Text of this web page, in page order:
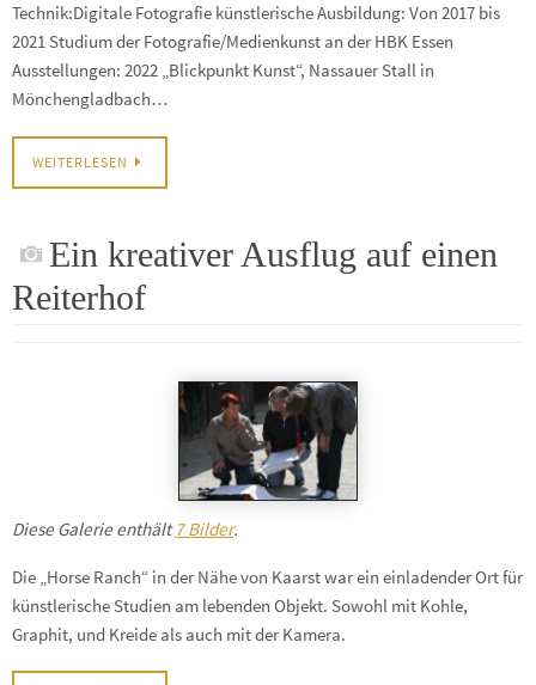
Technik:Digitale Fotografie künstlerische Ausbildung: Von 2017 bis
2021 Studium der Fotografie/Medienkunst an der HBK Essen
Ausstellungen: 2022 „Blickpunkt Kunst“, Nassauer Stall in
Mönchengladbach…
WEITERLESEN
Ein kreativer Ausflug auf einen
Reiterhof
Diese Galerie enthält7 Bilder.
Die „Horse Ranch“ in der Nähe von Kaarst war ein einladender Ort für
künstlerische Studien am lebenden Objekt. Sowohl mit Kohle,
Graphit, und Kreide als auch mit der Kamera.